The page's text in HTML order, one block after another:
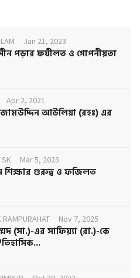
Jan 21, 2023
পড়ার ফযীলত ও গোপনীয়তা
Apr 2, 2021
আউলিয়া (রহঃ) এর
SK Mar 5, 2023
গুরুত্ব ও ফজিলত
RAMPURAHAT Nov 7, 2025
(সা.)-এর সাফিয়্যা (রা.)-কে